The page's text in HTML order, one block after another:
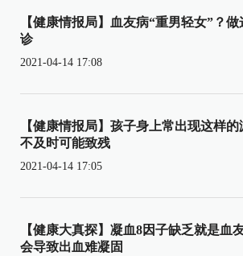
【健康情报局】血友病“重男轻女”？
诊
2021-04-14 17:08
【健康情报局】孩子身上常出现这样
不及时可能致残
2021-04-14 17:05
【健康大真探】凝血8因子缺乏就是血
会导致出血难凝固